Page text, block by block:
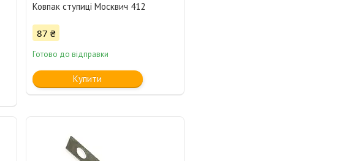
Ковпак ступиці Москвич 412
87 ₴
Готово до відправки
Купити